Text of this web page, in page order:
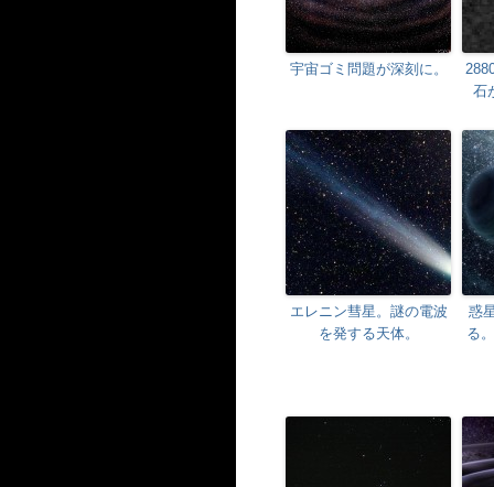
宇宙ゴミ問題が深刻に。
石
エレニン彗星。謎の電波
を発する天体。
惑
る